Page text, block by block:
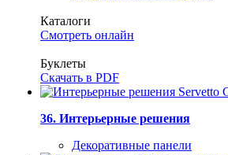
Каталоги
Смотреть онлайн
Буклеты
Скачать в PDF
36. Интерьерные решения
Декоративные панели